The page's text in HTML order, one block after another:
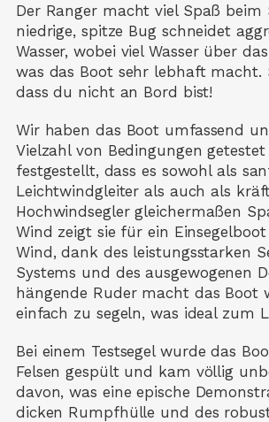
Der Ranger macht viel Spaß beim
niedrige, spitze Bug schneidet
Wasser, wobei viel Wasser über
was das Boot sehr lebhaft macht.
dass du nicht an Bord bist!
Wir haben das Boot umfassend
Vielzahl von Bedingungen
festgestellt, dass es sowohl als
Leichtwindgleiter als auch als
Hochwindsegler gleichermaßen
Wind zeigt sie für ein
Wind, dank des leistungsstarken
Systems und des ausgewogenen
hängende Ruder macht das Boot
einfach zu segeln, was ideal zum
Bei einem Testsegel wurde das
Felsen gespült und kam völlig
davon, was eine epische
dicken Rumpfhülle und des